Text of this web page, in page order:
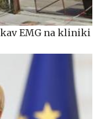
EMG na kliniki